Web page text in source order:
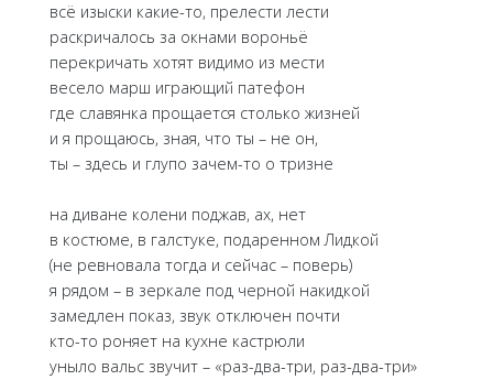
всё изыски какие-то, прелести лести
раскричалось за окнами вороньё
перекричать хотят видимо из мести
весело марш играющий патефон
где славянка прощается столько жизней
и я прощаюсь, зная, что ты – не он,
ты – здесь и глупо зачем-то о тризне
на диване колени поджав, ах, нет
в костюме, в галстуке, подаренном Лидкой
(не ревновала тогда и сейчас – поверь)
я рядом – в зеркале под черной накидкой
замедлен показ, звук отключен почти
кто-то роняет на кухне кастрюли
уныло вальс звучит – «раз-два-три, раз-два-три»